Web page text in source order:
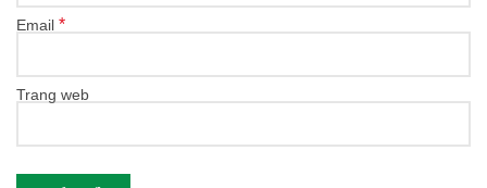
Email *
Trang web